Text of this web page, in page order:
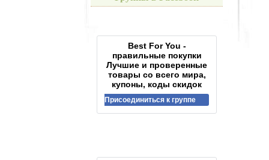
Best For You -
правильные покупки
Лучшие и проверенные
товары со всего мира,
купоны, коды скидок
Присоединиться к группе